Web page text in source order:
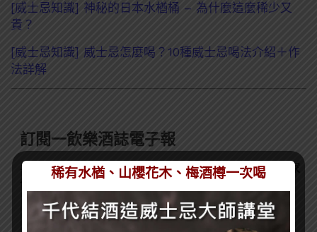
[威士忌知識] 神秘的日本水楢桶 – 為什麼這麼稀少又
貴？
[威士忌知識] 威士忌怎麼喝？10種威士忌喝法介紹＋作
法詳解
訂閱一飲樂酒誌電子報
喜歡我們的內容嗎？在此訂閱電子報，掌握最新酒聞和獨家
稀有水楢、山櫻花木、梅酒樽一次喝